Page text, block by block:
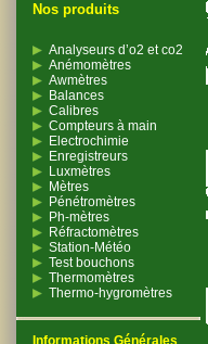
Nos produits
Analyseurs d’o2 et co2
Anémomètres
Awmètres
Balances
Calibres
Compteurs à main
Electrochimie
Enregistreurs
Luxmètres
Mètres
Pénétromètres
Ph-mètres
Réfractomètres
Station-Météo
Test bouchons
Thermomètres
Thermo-hygromètres
Informations Générales